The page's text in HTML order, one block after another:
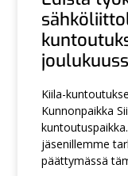
Kiila-
Kunnonpaikka
jäsenillemme
päättymässä